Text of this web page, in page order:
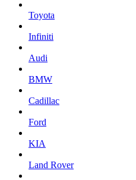
Toyota
Infiniti
Audi
BMW
Cadillac
Ford
KIA
Land Rover